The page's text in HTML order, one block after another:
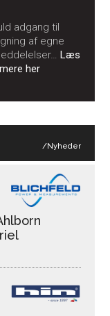
adgang til
af egne
Læs
mere her
/Nyheder